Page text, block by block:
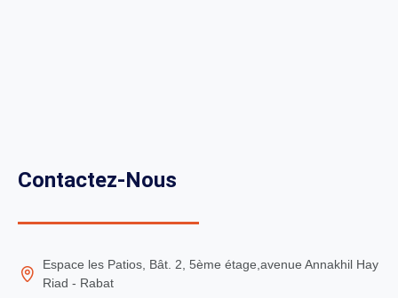
Contactez-Nous
Espace les Patios, Bât. 2, 5ème étage,avenue Annakhil Hay
Riad - Rabat